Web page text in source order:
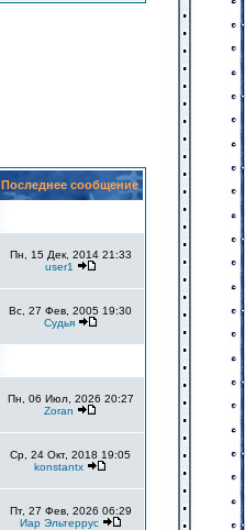
Последнее сообщение
Пн, 15 Дек, 2014 21:33
user1
Вс, 27 Фев, 2005 19:30
Судья
Пн, 06 Июл, 2026 20:27
Zoran
Ср, 24 Окт, 2018 19:05
konstantx
Пт, 27 Фев, 2026 06:29
Иар Эльтеррус